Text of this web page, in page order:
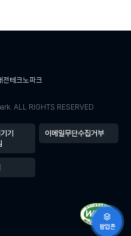
테크노파크
ALL RIGHTS RESERVED
기
이메일무단수집거부
팝업존